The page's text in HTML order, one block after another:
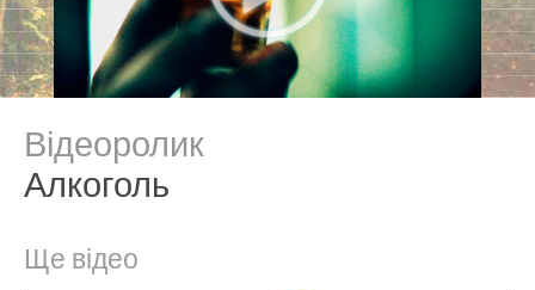
Magyar
Italiano
Відеоролик
Алкоголь
Ще відео